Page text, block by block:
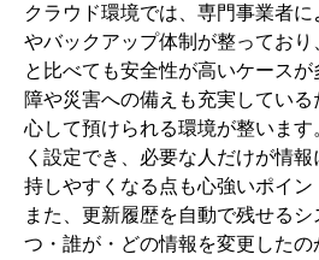
クラウド環境では、専門事業者
やバックアップ体制が整ってお
と比べても安全性が高いケース
障や災害への備えも充実してい
心して預けられる環境が整いま
く設定でき、必要な人だけが情
持しやすくなる点も心強いポイン
また、更新履歴を自動で残せる
つ・誰が・どの情報を変更した